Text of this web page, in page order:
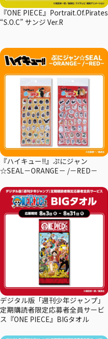
『ONE PIECE』Portrait.Of.Pirates
“S.O.C” サンジ Ver.R
『ハイキュー!!』ぷにジャン
☆SEAL－ORANGE－ /－RED－
デジタル版「週刊少年ジャンプ」
定期購読者限定応募者全員サービ
ス『ONE PIECE』BIGタオル